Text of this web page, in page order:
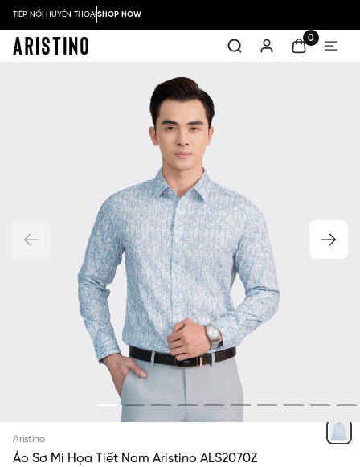
TIẾP NỐI HUYỀN THOẠISHOP NOW
0
Aristino
Áo Sơ Mi Họa Tiết Nam Aristino ALS2070Z